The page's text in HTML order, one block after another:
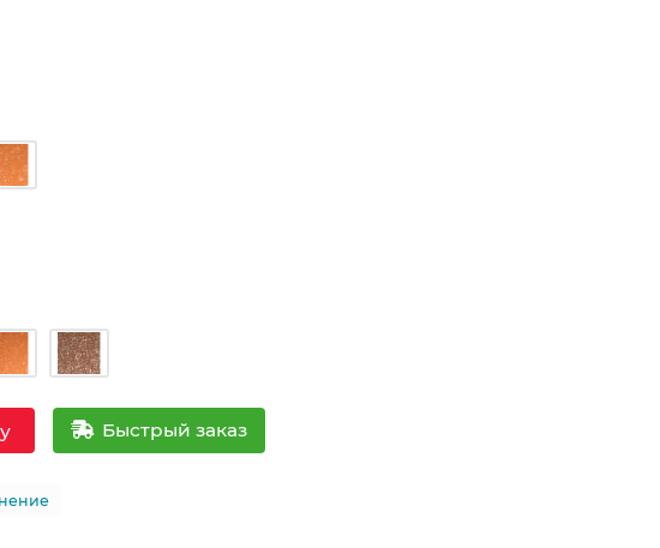
Быстрый заказ